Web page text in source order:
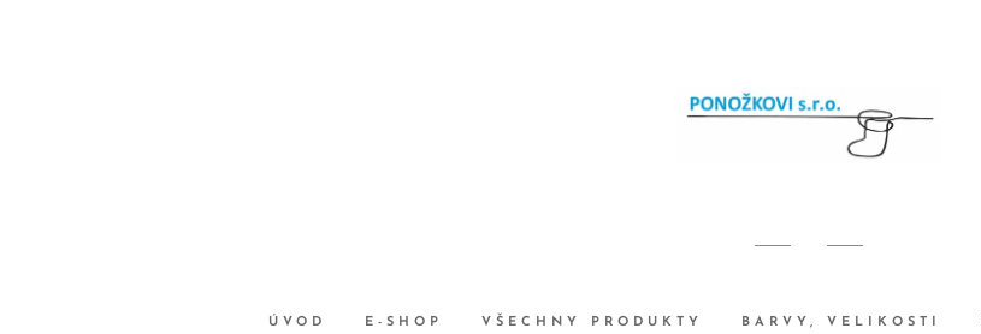
ÚVOD E-SHOP VŠECHNY PRODUKTY BARVY, VELIKOSTI